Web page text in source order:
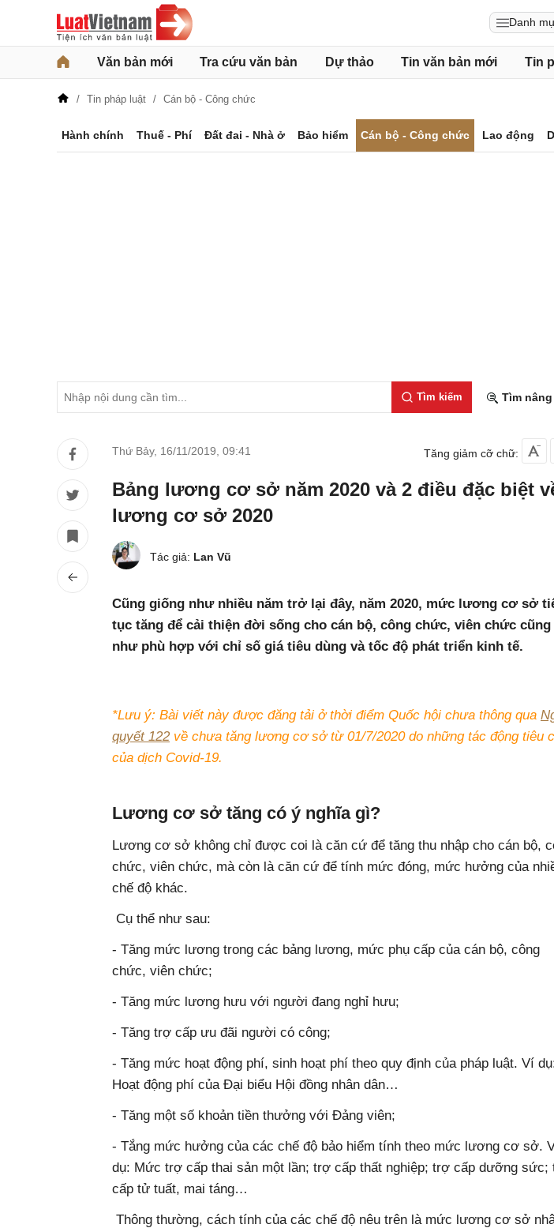
Danh
Văn bản mới Tra cứu văn bản Dự thảo Tin văn bản mới Tin
Tin pháp luật Cán bộ - Công chức
Hành chính Thuế - Phí Đất đai - Nhà ở Bảo hiểm Cán bộ - Công chức Lao động
Tìm kiếm Tìm
Thứ Bảy, 16/11/2019 09:41 Tăng giảm cỡ chữ:
Bảng lương cơ sở năm 2020 và 2 điều đặc biệt
lương cơ sở 2020
Tác giả: Lan Vũ
Cũng giống như nhiều năm trở lại đây, năm 2020, mức lương cơ sở
tục tăng để cải thiện đời sống cho cán bộ, công chức, viên chức cũng
như phù hợp với chỉ số giá tiêu dùng và tốc độ phát triển kinh tế.
*Lưu ý: Bài viết này được đăng tải ở thời điểm Quốc hội chưa thông qua
quyết 122về chưa tăng lương cơ sở từ 01/7/2020 do những tác động tiêu
của dịch Covid-19.
Lương cơ sở tăng có ý nghĩa gì?
Lương cơ sở không chỉ được coi là căn cứ để tăng thu nhập cho cán bộ,
chức, viên chức, mà còn là căn cứ để tính mức đóng, mức hưởng của
chế độ khác.
Cụ thể như sau:
- Tăng mức lương trong các bảng lương, mức phụ cấp của cán bộ, công
chức, viên chức;
- Tăng mức lương hưu với người đang nghỉ hưu;
- Tăng trợ cấp ưu đãi người có công;
- Tăng mức hoạt động phí, sinh hoạt phí theo quy định của pháp luật. Ví
Hoạt động phí của Đại biểu Hội đồng nhân dân…
- Tăng một số khoản tiền thưởng với Đảng viên;
- Tắng mức hưởng của các chế độ bảo hiểm tính theo mức lương cơ sở.
dụ: Mức trợ cấp thai sản một lần; trợ cấp thất nghiệp; trợ cấp dưỡng sức;
cấp tử tuất, mai táng…
Thông thường, cách tính của các chế độ nêu trên là mức lương cơ sở